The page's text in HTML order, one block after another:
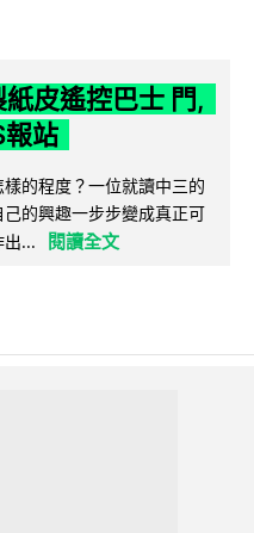
皮遙控巴士 門,
站
的程度？一位就讀中三的
的興趣一步步變成真正可
...
閱讀全文